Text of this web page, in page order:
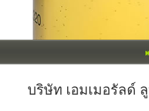
บริษัท เอมเมอรัลด์